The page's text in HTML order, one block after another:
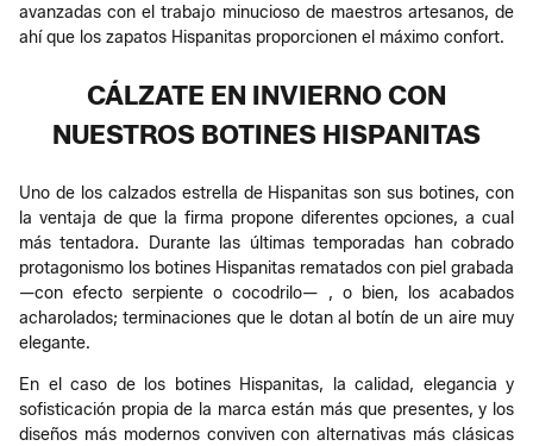
avanzadas con el trabajo minucioso de maestros artesanos, de
ahí que los zapatos Hispanitas proporcionen el máximo confort.
CÁLZATE EN INVIERNO CON
NUESTROS BOTINES HISPANITAS
Uno de los calzados estrella de Hispanitas son sus botines, con
la ventaja de que la firma propone diferentes opciones, a cual
más tentadora. Durante las últimas temporadas han cobrado
protagonismo los botines Hispanitas rematados con piel grabada
—con efecto serpiente o cocodrilo— , o bien, los acabados
acharolados; terminaciones que le dotan al botín de un aire muy
elegante.
En el caso de los botines Hispanitas, la calidad, elegancia y
sofisticación propia de la marca están más que presentes, y los
diseños más modernos conviven con alternativas más clásicas